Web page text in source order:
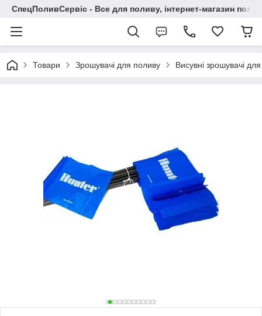
СпецПоливСервіс - Все для поливу, інтернет-магазин
Товари Зрошувачі для поливу Висувні зрошувачі